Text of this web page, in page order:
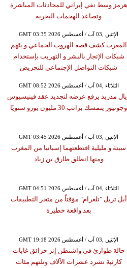
هرمز وسط نفي إيراني للمحادثات المباشرة
وتصاعد الهجمات البحرية
GMT 03:35 2026 الإثنين ,03 آب / أغسطس
المغرب كشف قصة الهروب الجماعي و يتَهم
شبكات الإتجار بالبشر و التهريب بإستخدام
شبكات التواصل الإجتماعي للتحريض
GMT 08:52 2026 الثلاثاء ,04 آب / أغسطس
مدريد يرفع عرضه لتجديد عقد فينيسيوس
وجونيور يتمسك براتب 30 مليون يورو سنويًا
GMT 03:45 2026 الإثنين ,03 آب / أغسطس
سبتة و مليلية اقتطعتهما إسبانيا من المغرب
ومنها انطلق طارق بن زياد
GMT 04:51 2026 الثلاثاء ,04 آب / أغسطس
أبل تزيل "تلغرام" مؤقتاً من متجر التطبيقات
بعد واقعة خطيرة
GMT 19:18 2026 الإثنين ,03 آب / أغسطس
حالة طوارئ في واشنطن إثر حرائق غابات
كارثية تشرد عشرات الآلاف وتلتهم مئات